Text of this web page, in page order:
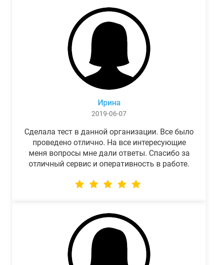
Ирина
2019-06-07
Сделала тест в данной организации. Все было
проведено отлично. На все интересующие
меня вопросы мне дали ответы. Спасибо за
отличный сервис и оперативность в работе.